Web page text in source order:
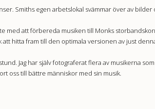
Smiths egen arbetslokal svämmar över av
att förbereda musiken till Monks
hitta fram till den optimala versionen av just
Jag har själv fotograferat flera av musikerna
oss till bättre människor med sin musik.